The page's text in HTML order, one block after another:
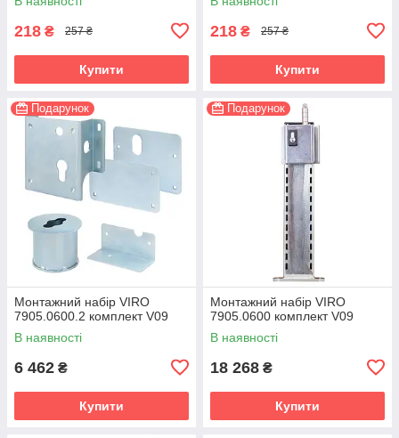
218 ₴ 257 ₴
Купити
218 ₴ 257 ₴
Купити
Подарунок
Монтажний набір VIRO
7905.0600.2 комплект V09
В наявності
6 462 ₴
Купити
Подарунок
Монтажний набір VIRO
7905.0600 комплект V09
В наявності
18 268 ₴
Купити